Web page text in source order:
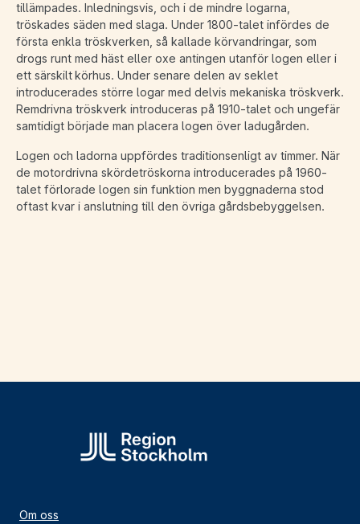
tillämpades. Inledningsvis, och i de mindre logarna,
tröskades säden med slaga. Under 1800-talet infördes de
första enkla tröskverken, så kallade körvandringar, som
drogs runt med häst eller oxe antingen utanför logen eller i
ett särskilt körhus. Under senare delen av seklet
introducerades större logar med delvis mekaniska tröskverk.
Remdrivna tröskverk introduceras på 1910-talet och ungefär
samtidigt började man placera logen över ladugården.
Logen och ladorna uppfördes traditionsenligt av timmer. När
de motordrivna skördetröskorna introducerades på 1960-
talet förlorade logen sin funktion men byggnaderna stod
oftast kvar i anslutning till den övriga gårdsbebyggelsen.
Om oss